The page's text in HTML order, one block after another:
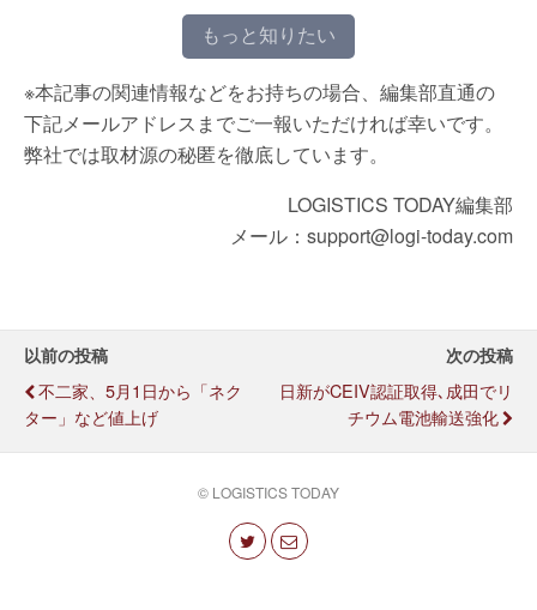
もっと知りたい
※本記事の関連情報などをお持ちの場合、編集部直通の
下記メールアドレスまでご一報いただければ幸いです。
弊社では取材源の秘匿を徹底しています。
LOGISTICS TODAY編集部
メール：support@logi-today.com
以前の投稿
不二家、5月1日から「ネク
ター」など値上げ
次の投稿
日新がCEIV認証取得､成田でリ
チウム電池輸送強化
© LOGISTICS TODAY